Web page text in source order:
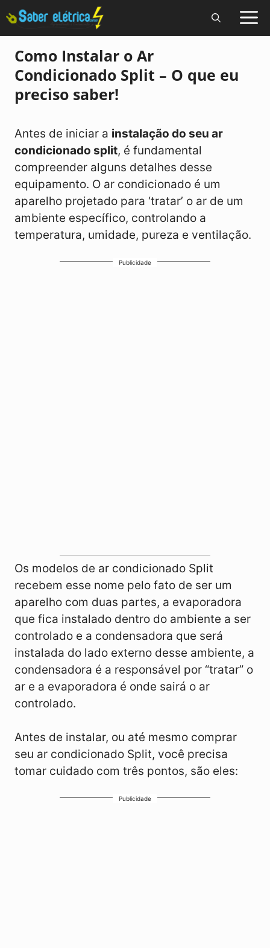
Pular
para
conteúdo
Como Instalar o Ar
Condicionado Split – O que eu
preciso saber!
Antes de iniciar a instalação do seu ar
condicionado split, é fundamental
compreender alguns detalhes desse
equipamento. O ar condicionado é um
aparelho projetado para ‘tratar’ o ar de um
ambiente específico, controlando a
temperatura, umidade, pureza e ventilação.
Publicidade
Os modelos de ar condicionado Split
recebem esse nome pelo fato de ser um
aparelho com duas partes, a evaporadora
que fica instalado dentro do ambiente a ser
controlado e a condensadora que será
instalada do lado externo desse ambiente, a
condensadora é a responsável por “tratar” o
ar e a evaporadora é onde sairá o ar
controlado.
Antes de instalar, ou até mesmo comprar
seu ar condicionado Split, você precisa
tomar cuidado com três pontos, são eles:
Publicidade